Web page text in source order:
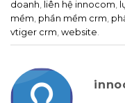
doanh liên hệ innocom
mềm phần mềm crm
vtiger crm website